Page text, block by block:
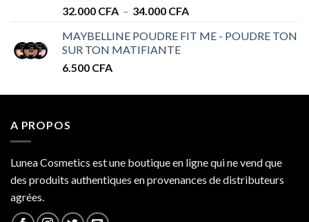
32.000 CFA – 34.000 CFAPlage
prix :
MAYBELLINE POUDRE FIT ME - POUDRE TON
SUR TON MATIFIANTE
6.500 CFA
A PROPOS
Lunea Cosmetics est une boutique en ligne qui ne vend que
des produits authentiques en provenances de distributeurs
agrées.